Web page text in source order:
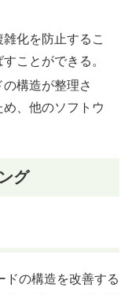
化を防止するこ
ことができる。
構造が整理さ
、他のソフトウ
グ
ドの構造を改善する